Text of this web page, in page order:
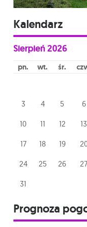
Kalendarz
Sierpień2026
pn wt śr
3 4 5 6
10 11 12 13
17 18 19
24 25 26 27
31
Prognoza